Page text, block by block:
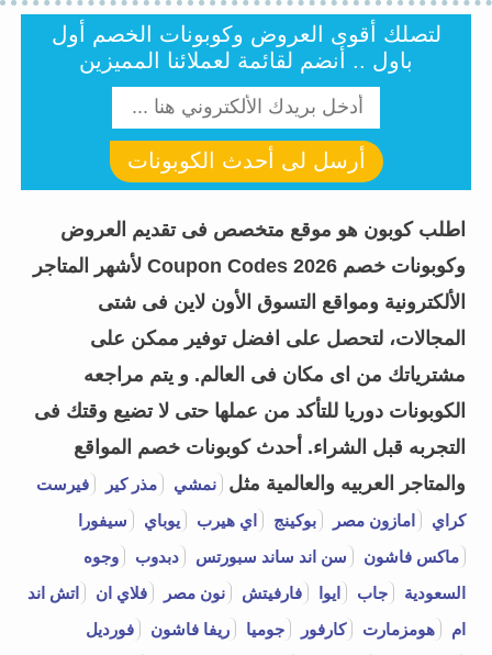
لتصلك أقوى العروض وكوبونات الخصم أول
باول .. أنضم لقائمة لعملائنا المميزين
أرسل لى أحدث الكوبونات
اطلب كوبون هو موقع متخصص فى تقديم العروض
وكوبونات خصم Coupon Codes 2026 لأشهر المتاجر
الألكترونية ومواقع التسوق الأون لاين فى شتى
المجالات، لتحصل على افضل توفير ممكن على
مشترياتك من اى مكان فى العالم. و يتم مراجعه
الكوبونات دوريا للتأكد من عملها حتى لا تضيع وقتك فى
التجربه قبل الشراء. أحدث كوبونات خصم المواقع
والمتاجر العربيه والعالمية مثل
نمشي مذر كير
فيرست
كراي
امازون مصر بوكينج اي هيرب يوباي
سيفورا
ماكس فاشون
سن اند ساند سبورتس دبدوب
وجوه
السعودية
جاب ايوا فارفيتش نون مصر فلاي ان
اتش اند
ام
هومزمارت كارفور جوميا ريفا فاشون
فورديل